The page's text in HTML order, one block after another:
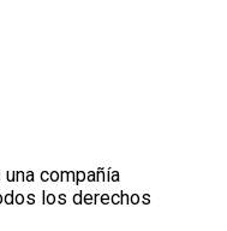
compañía
los derechos